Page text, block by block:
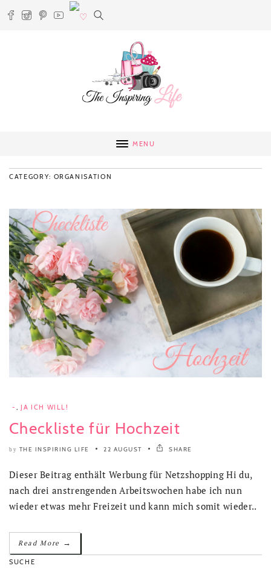
MENU
CATEGORY: ORGANISATION
- , JA ICH WILL!
Checkliste für Hochzeit
by THE INSPIRING LIFE 22 AUGUST SHARE
Dieser Beitrag enthält Werbung für Netzshopping Hi du,
nach drei anstrengenden Arbeitswochen habe ich nun
wieder etwas mehr Freizeit und kann mich somit wieder..
Read More →
SUCHE